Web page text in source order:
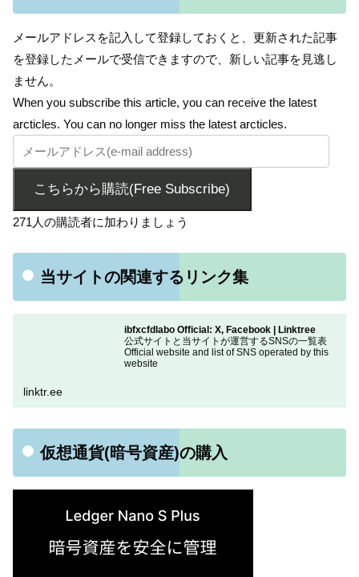
メールアドレスを記入して登録しておくと、更新された記事
を登録したメールで受信できますので、新しい記事を見逃し
ません。
When you subscribe this article, you can receive the latest
arcticles. You can no longer miss the latest arcticles.
こちらから購読(Free Subscribe)
271人の購読者に加わりましょう
当サイトの関連するリンク集
ibfxcfdlabo Official: X, Facebook | Linktree
公式サイトと当サイトが運営するSNSの一覧表
Official website and list of SNS operated by this
website
linktr.ee
仮想通貨(暗号資産)の購入